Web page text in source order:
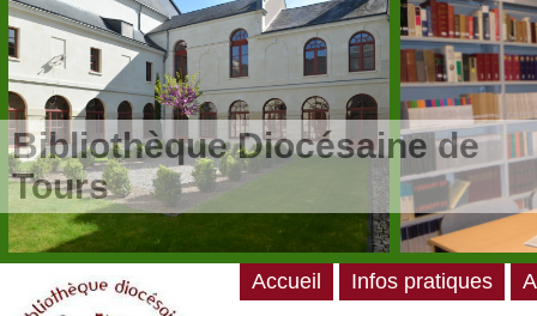
/**/
Bibliothèque Diocésaine de
Tours
Accueil Infos pratiques